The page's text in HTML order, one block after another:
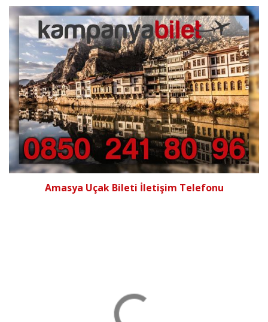
Amasya Uçak Bileti İletişim Telefonu